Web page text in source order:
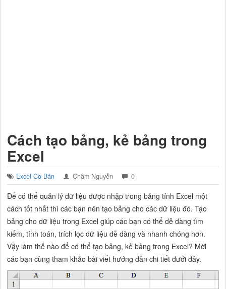
Cách tạo bảng, kẻ bảng trong
Excel
Excel Cơ Bản Chăm Nguyễn 0
Để có thể quản lý dữ liệu được nhập trong bảng tính Excel một
cách tốt nhất thì các bạn nên tạo bảng cho các dữ liệu đó. Tạo
bảng cho dữ liệu trong Excel giúp các bạn có thể dễ dàng tìm
kiếm, tính toán, trích lọc dữ liệu dễ dàng và nhanh chóng hơn.
Vậy làm thế nào để có thể tạo bảng, kẻ bảng trong Excel? Mời
các bạn cùng tham khảo bài viết hướng dẫn chi tiết dưới đây.